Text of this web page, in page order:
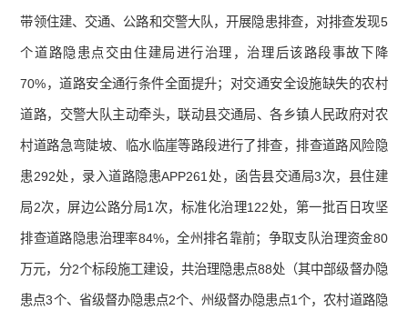
带领住建、交通、公路和交警大队，开展隐患排查，对排查发现5
个道路隐患点交由住建局进行治理，治理后该路段事故下降
70%，道路安全通行条件全面提升；对交通安全设施缺失的农村
道路，交警大队主动牵头，联动县交通局、各乡镇人民政府对农
村道路急弯陡坡、临水临崖等路段进行了排查，排查道路风险隐
患292处，录入道路隐患APP261处，函告县交通局3次，县住建
局2次，屏边公路分局1次，标准化治理122处，第一批百日攻坚
排查道路隐患治理率84%，全州排名靠前；争取支队治理资金80
万元，分2个标段施工建设，共治理隐患点88处（其中部级督办隐
患点3个、省级督办隐患点2个、州级督办隐患点1个，农村道路隐